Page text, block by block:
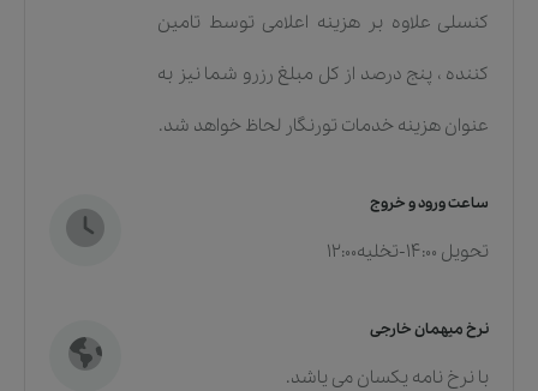
کنسلی علاوه بر هزینه اعلامی توسط تامین
کننده ، پنج درصد از کل مبلغ رزرو شما نیز به
عنوان هزینه خدمات تورنگار لحاظ خواهد شد.
ساعت ورود و خروج
تحویل 14:00-تخلیه12:00
نرخ میهمان خارجی
با نرخ نامه یکسان می یاشد.